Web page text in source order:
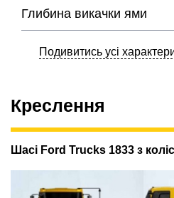
Глибина викачки ями
Подивитись усі
Креслення
Шасі Ford Trucks 1833 з